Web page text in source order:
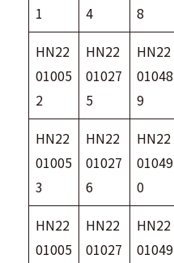
1
4
8
HN22
01005
2
HN22
01027
5
HN22
01048
9
HN22
01005
3
HN22
01027
6
HN22
01049
0
HN22
01005
HN22
01027
HN22
01049